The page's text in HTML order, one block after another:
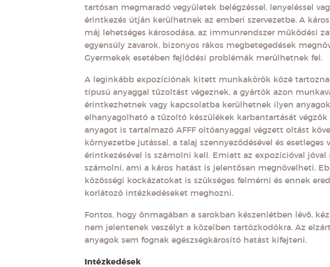
tartósan megmaradó vegyületek belégzéssel, lenyeléssel
érintkezés útján kerülhetnek az emberi szervezetbe. A
máj lehetséges károsodása, az immunrendszer működési
egyensúly zavarok, bizonyos rákos megbetegedések
Gyermekek esetében fejlődési problémák merülhetnek fel.
A leginkább expozíciónak kitett munkakörök közé
típusú anyaggal tűzoltást végeznek, a gyártók azon
érintkezhetnek vagy kapcsolatba kerülhetnek ilyen
elhanyagolható a tűzoltó készülékek karbantartását végzők
anyagot is tartalmazó AFFF oltóanyaggal végzett oltást
környezetbe jutással, a talaj szennyeződésével és esetleges
érintkezésével is számolni kell. Emiatt az expozícióval jóval
számolni, ami a káros hatást is jelentősen megnövelheti.
közösségi kockázatokat is szükséges felmérni és ennek
korlátozó intézkedéseket meghozni.
Fontos, hogy önmagában a sarokban készenlétben lévő,
nem jelentenek veszélyt a közelben tartózkodókra. Az
anyagok sem fognak egészségkárosító hatást kifejteni.
Intézkedések